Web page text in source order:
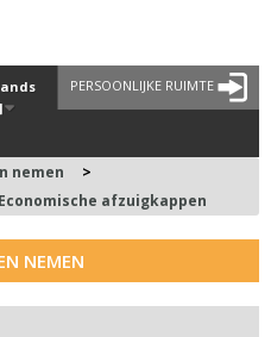
PERSOONLIJKE RUIMTE
nemen
>
Economische afzuigkappen
NEMEN